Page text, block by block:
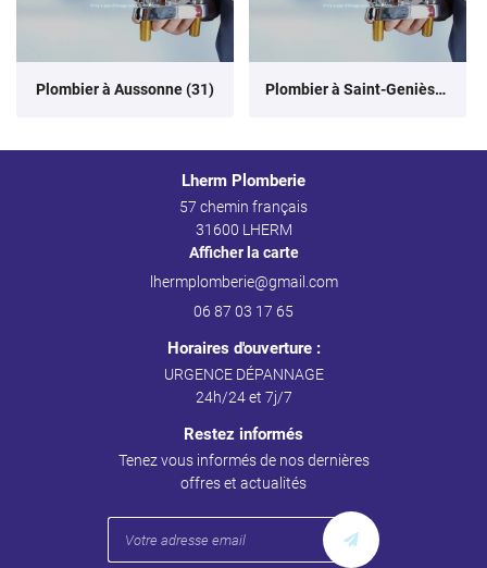
Plombier à Aussonne (31) Plombier à Saint-Geniès-Bellevue (31)
Lherm Plomberie
57 chemin français
31600 LHERM
Afficher la carte
06 87 03 17 65
Horaires d'ouverture :
URGENCE DÉPANNAGE
24h/24 et 7j/7
Restez informés
Tenez vous informés de nos dernières
offres et actualités